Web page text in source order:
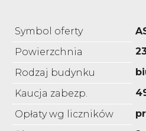
Symbol oferty
Powierzchnia
Rodzaj budynku
Kaucja zabezp.
Opłaty wg liczników